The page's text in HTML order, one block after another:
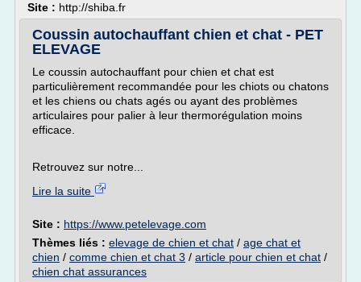
Site : http://shiba.fr
Coussin autochauffant chien et chat - PET
ELEVAGE
Le coussin autochauffant pour chien et chat est
particulièrement recommandée pour les chiots ou chatons
et les chiens ou chats agés ou ayant des problèmes
articulaires pour palier à leur thermorégulation moins
efficace.
Retrouvez sur notre...
Lire la suite
Site : https://www.petelevage.com
Thèmes liés : elevage de chien et chat / age chat et
chien / comme chien et chat 3 / article pour chien et chat /
chien chat assurances